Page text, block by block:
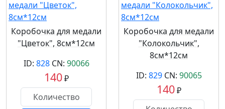
Коробочка для медали
"Цветок", 8см*12см
ID: 828CN: 90066
140₽
Коробочка для медали
"Колокольчик",
8см*12см
ID: 829CN: 90065
140₽